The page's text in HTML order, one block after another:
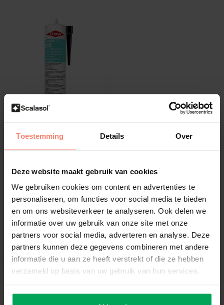
Toestemming Details Over
Deze website maakt gebruik van cookies
We gebruiken cookies om content en advertenties te
personaliseren, om functies voor social media te bieden
en om ons websiteverkeer te analyseren. Ook delen we
informatie over uw gebruik van onze site met onze
partners voor social media, adverteren en analyse. Deze
partners kunnen deze gegevens combineren met andere
informatie die u aan ze heeft verstrekt of die ze hebben
verzameld op basis van uw gebruik van hun services.
Dowsil™
DOWSIL™ 995 Joint en
Ultra solide et résistant
Fixe la feuille contre le verre et la feuillure
Utilisez-le avec; Film anti-effraction et anti-explosion
€47,99
Afficher